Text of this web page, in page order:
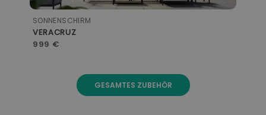
VERACRUZ
SONNENSCHIRM
999 €
GESAMTES ZUBEHÖR